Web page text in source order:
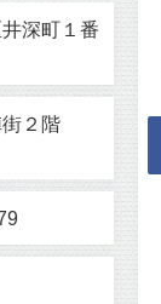
深町１番
街２階